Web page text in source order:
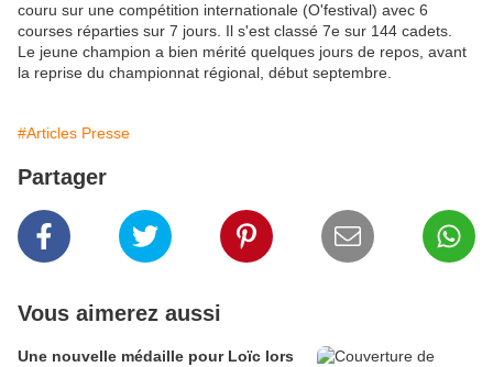
couru sur une compétition internationale (O'festival) avec 6
courses réparties sur 7 jours. Il s'est classé 7e sur 144 cadets.
Le jeune champion a bien mérité quelques jours de repos, avant
la reprise du championnat régional, début septembre.
#Articles Presse
Partager
Vous aimerez aussi
Une nouvelle médaille pour Loïc lors